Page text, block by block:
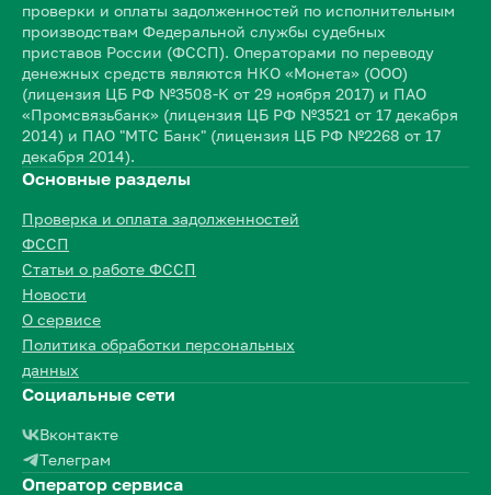
проверки и оплаты задолженностей по исполнительным
производствам Федеральной службы судебных
приставов России (ФССП). Операторами по переводу
денежных средств являются НКО «Монета» (ООО)
(лицензия ЦБ РФ №3508-К от 29 ноября 2017) и ПАО
«Промсвязьбанк» (лицензия ЦБ РФ №3521 от 17 декабря
2014) и ПАО "МТС Банк" (лицензия ЦБ РФ №2268 от 17
декабря 2014).
Основные разделы
Проверка и оплата задолженностей
ФССП
Статьи о работе ФССП
Новости
О сервисе
Политика обработки персональных
данных
Социальные сети
Вконтакте
Телеграм
Оператор сервиса